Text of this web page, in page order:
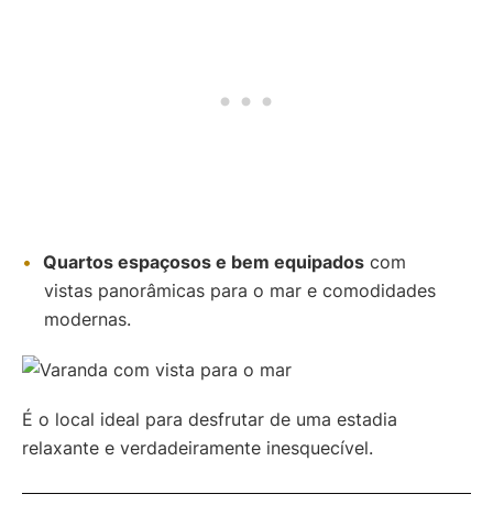
Quartos espaçosos e bem equipados com
vistas panorâmicas para o mar e comodidades
modernas.
É o local ideal para desfrutar de uma estadia
relaxante e verdadeiramente inesquecível.